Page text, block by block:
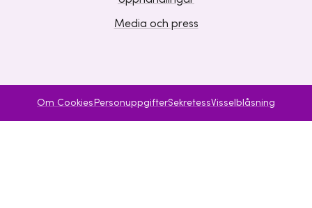
Media och press
Om CookiesPersonuppgifterSekretessVisselblåsning